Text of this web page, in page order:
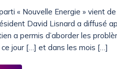
« Nouvelle Energie » vient
David Lisnard a diffusé
a permis d’aborder les
ce jour […] et dans les mois […]